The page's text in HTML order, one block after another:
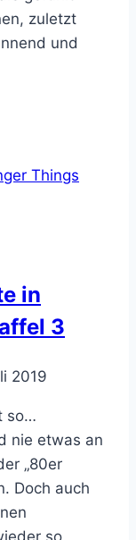
zuletzt
und
in
3
2019
so…
nie etwas an
„80er
Doch auch
so